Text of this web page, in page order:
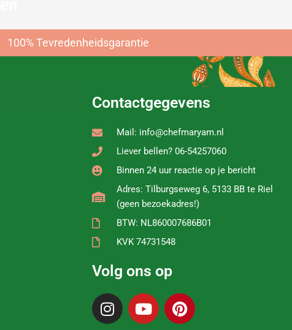
100% Tevredenheidsgarantie
Contactgegevens
Mail: info@chefmaryam.nl
Liever bellen? 06-54257060
Binnen 24 uur reactie op je bericht
Adres: Tilburgseweg 6, 5133 BB te Riel
(geen bezoekadres!)
BTW: NL860007686B01
KVK 74731548
Volg ons op
I
n
Y
o
P
i